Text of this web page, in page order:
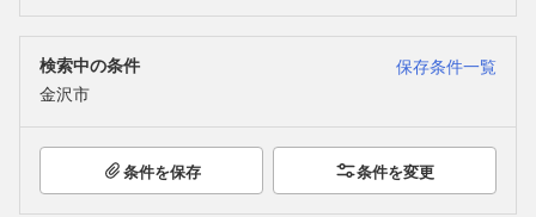
検索中の条件
保存条件一覧
金沢市
条件を保存 条件を変更